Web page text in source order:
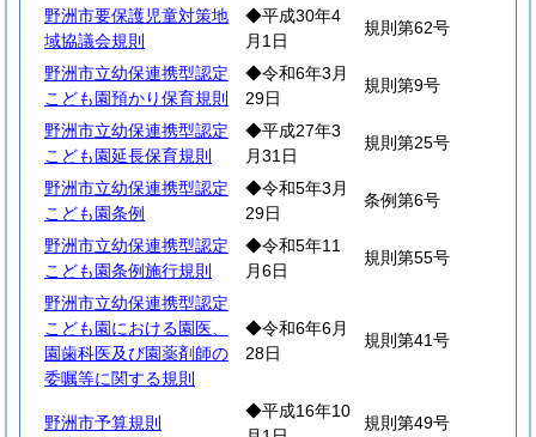
野洲市要保護児童対策地
域協議会規則
◆平成30年4
月1日
規則第62号
野洲市立幼保連携型認定
こども園預かり保育規則
◆令和6年3月
29日
規則第9号
野洲市立幼保連携型認定
こども園延長保育規則
◆平成27年3
月31日
規則第25号
野洲市立幼保連携型認定
こども園条例
◆令和5年3月
29日
条例第6号
野洲市立幼保連携型認定
こども園条例施行規則
◆令和5年11
月6日
規則第55号
野洲市立幼保連携型認定
こども園における園医、
園歯科医及び園薬剤師の
委嘱等に関する規則
◆令和6年6月
28日
規則第41号
野洲市予算規則
◆平成16年10
規則第49号